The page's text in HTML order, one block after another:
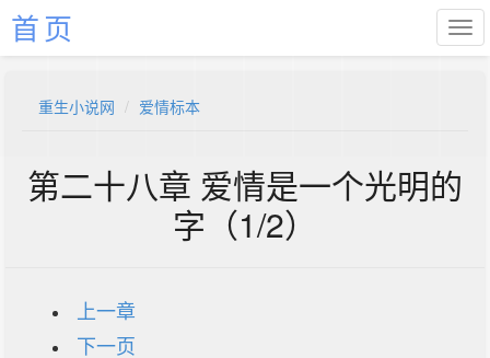
首页
重生小说网 爱情标本
第二十八章 爱情是一个光明的
字（1/2）
上一章
下一页